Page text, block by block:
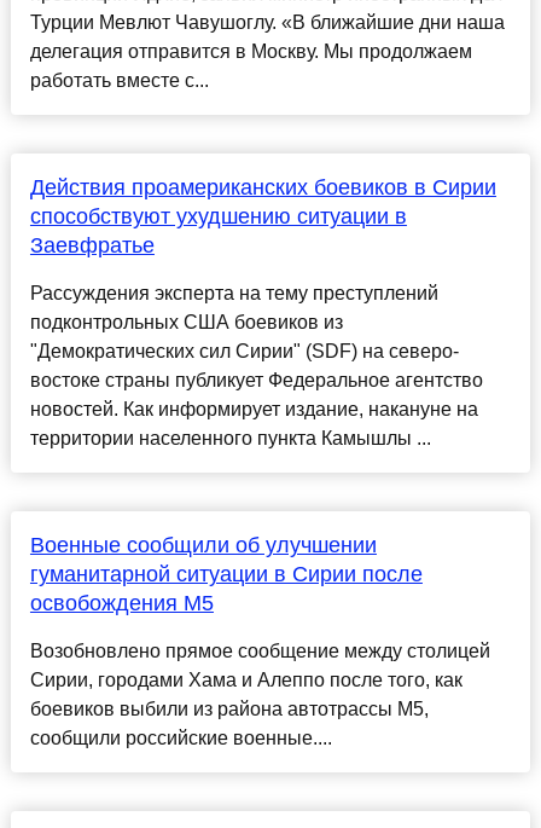
Турции Мевлют Чавушоглу. «В ближайшие дни наша
делегация отправится в Москву. Мы продолжаем
работать вместе с...
Действия проамериканских боевиков в Сирии
способствуют ухудшению ситуации в
Заевфратье
Рассуждения эксперта на тему преступлений
подконтрольных США боевиков из
"Демократических сил Сирии" (SDF) на северо-
востоке страны публикует Федеральное агентство
новостей. Как информирует издание, накануне на
территории населенного пункта Камышлы ...
Военные сообщили об улучшении
гуманитарной ситуации в Сирии после
освобождения М5
Возобновлено прямое сообщение между столицей
Сирии, городами Хама и Алеппо после того, как
боевиков выбили из района автотрассы M5,
сообщили российские военные....